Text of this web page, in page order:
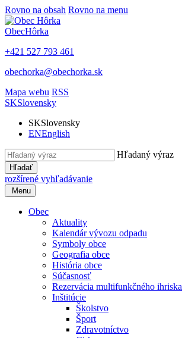
Rovno na obsah Rovno na menu
ObecHôrka
+421 527 793 461
obechorka@obechorka.sk
Mapa webu RSS
SKSlovensky
SKSlovensky
ENEnglish
Hľadaný výraz
Hľadať
rozšírené vyhľadávanie
Menu
Obec
Aktuality
Kalendár vývozu odpadu
Symboly obce
Geografia obce
História obce
Súčasnosť
Rezervácia multifunkčného ihriska
Inštitúcie
Školstvo
Šport
Zdravotníctvo